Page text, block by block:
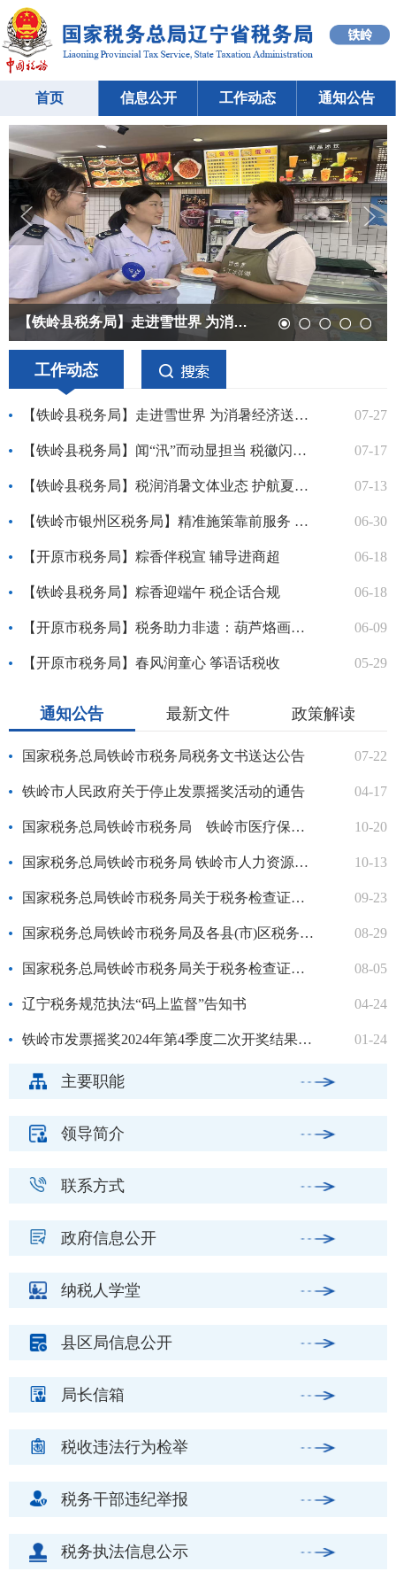
首页 信息公开 工作动态 通知公告
【铁岭县税务局】走进雪世界 为消暑经济送上税...
工作动态
07-27
【铁岭县税务局】走进雪世界 为消暑经济送上税务“凉”方
07-17
【铁岭县税务局】闻“汛”而动显担当 税徽闪耀护平安
07-13
【铁岭县税务局】税润消暑文体业态 护航夏日经营新路
06-30
【铁岭市银州区税务局】精准施策靠前服务 助力商户合规经营
06-18
【开原市税务局】粽香伴税宣 辅导进商超
06-18
【铁岭县税务局】粽香迎端午 税企话合规
06-09
【开原市税务局】税务助力非遗：葫芦烙画走出街巷
05-29
【开原市税务局】春风润童心 筝语话税收
通知公告 最新文件 政策解读
07-22
国家税务总局铁岭市税务局税务文书送达公告
04-17
铁岭市人民政府关于停止发票摇奖活动的通告
10-20
国家税务总局铁岭市税务局 铁岭市医疗保障局关于铁岭市2026...
10-13
国家税务总局铁岭市税务局 铁岭市人力资源和社会保障局关于铁岭...
09-23
国家税务总局铁岭市税务局关于税务检查证遗失声明的公告
08-29
国家税务总局铁岭市税务局及各县(市)区税务局综合性涉企收费目...
08-05
国家税务总局铁岭市税务局关于税务检查证遗失声明的公告
04-24
辽宁税务规范执法“码上监督”告知书
01-24
铁岭市发票摇奖2024年第4季度二次开奖结果揭晓
主要职能
领导简介
联系方式
政府信息公开
纳税人学堂
县区局信息公开
局长信箱
税收违法行为检举
税务干部违纪举报
税务执法信息公示